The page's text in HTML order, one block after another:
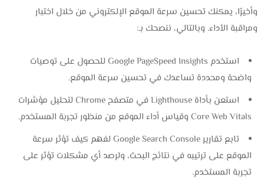
وأخيرًا، يمكنك تحسين سرعة الموقع الإلكتروني من خلال اختبار
ومراقبة الأداء. وبالتالي، ننصحك بـ:
استخدم Google PageSpeed Insights للحصول على توصيات
واضحة ومحددة تساعدك في تحسين سرعة الموقع.
استعن بأداة Lighthouse في متصفح Chrome لتحليل مؤشرات
Core Web Vitals وقياس أداء الموقع من منظور تجربة المستخدم.
تابع تقارير Google Search Console لفهم كيف تؤثر سرعة
الموقع على ترتيبه في نتائج البحث، ولرصد أي مشكلات تؤثر على
تجربة المستخدم.